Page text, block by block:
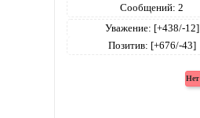
Сообщений: 2
Уважение: [+438/-12]
Позитив: [+676/-43]